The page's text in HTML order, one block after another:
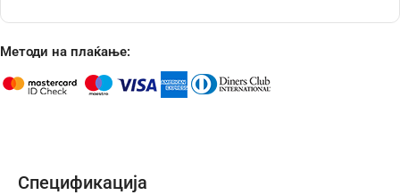
Методи на плаќање:
Спецификација